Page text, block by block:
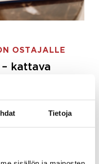
Tietoja
OSTAJALLE
– kattava
ja etsimme juuri